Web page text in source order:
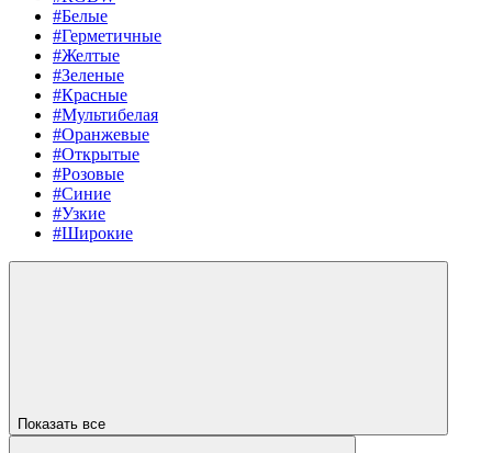
#Белые
#Герметичные
#Желтые
#Зеленые
#Красные
#Мультибелая
#Оранжевые
#Открытые
#Розовые
#Синие
#Узкие
#Широкие
Показать все